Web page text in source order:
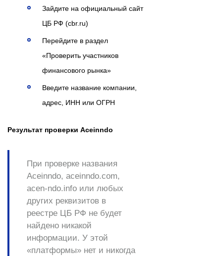
Зайдите на официальный сайт
ЦБ РФ (cbr.ru)
Перейдите в раздел
«Проверить участников
финансового рынка»
Введите название компании,
адрес, ИНН или ОГРН
Результат проверки Aceinndo
При проверке названия
Aceinndo, aceinndo.com,
acen-ndo.info или любых
других реквизитов в
реестре ЦБ РФ не будет
найдено никакой
информации. У этой
«платформы» нет и никогда